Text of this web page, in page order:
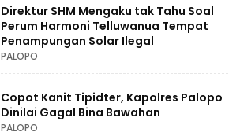
Direktur SHM Mengaku tak Tahu Soal
Perum Harmoni Telluwanua Tempat
Penampungan Solar Ilegal
PALOPO
Copot Kanit Tipidter, Kapolres Palopo
Dinilai Gagal Bina Bawahan
PALOPO